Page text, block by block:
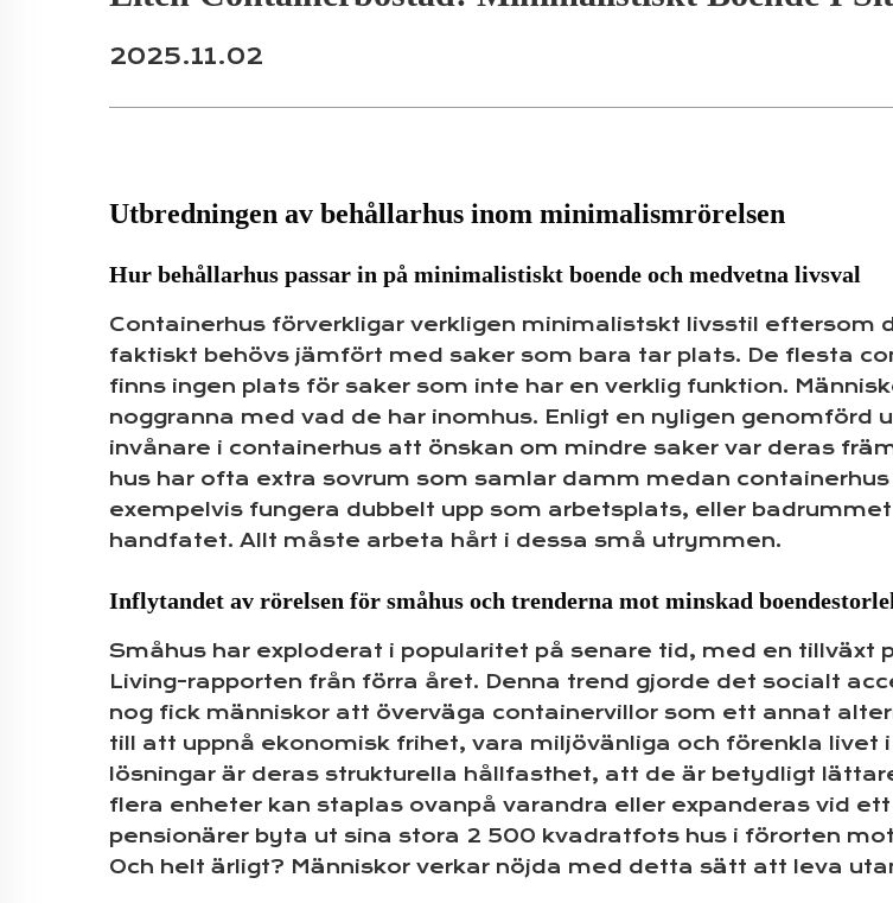
2025.11.02
Utbredningen av behållarhus inom minimalismrörelsen
Hur behållarhus passar in på minimalistiskt boende och medvetna livsval
Containerhus förverkligar verkligen minimalistskt livsstil eftersom
faktiskt behövs jämfört med saker som bara tar plats. De flesta
finns ingen plats för saker som inte har en verklig funktion.
noggranna med vad de har inomhus. Enligt en nyligen genomförd
invånare i containerhus att önskan om mindre saker var deras
hus har ofta extra sovrum som samlar damm medan
exempelvis fungera dubbelt upp som arbetsplats, eller
handfatet. Allt måste arbeta hårt i dessa små utrymmen.
Inflytandet av rörelsen för småhus och trenderna mot minskad
Småhus har exploderat i popularitet på senare tid, med en tillväxt
Living-rapporten från förra året. Denna trend gjorde det socialt
nog fick människor att överväga containervillor som ett annat
till att uppnå ekonomisk frihet, vara miljövänliga och förenkla
lösningar är deras strukturella hållfasthet, att de är betydligt
flera enheter kan staplas ovanpå varandra eller expanderas vid
pensionärer byta ut sina stora 2 500 kvadratfots hus i förorten
Och helt ärligt? Människor verkar nöjda med detta sätt att leva